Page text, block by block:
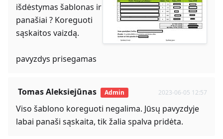
išdėstymas šablonas ir
panašiai ? Koreguoti
sąskaitos vaizdą.
pavyzdys prisegamas
Tomas Aleksiejūnas Admin 2023-06-05 12:57
Viso šablono koreguoti negalima. Jūsų pavyzdyje
labai panaši sąskaita, tik žalia spalva pridėta.